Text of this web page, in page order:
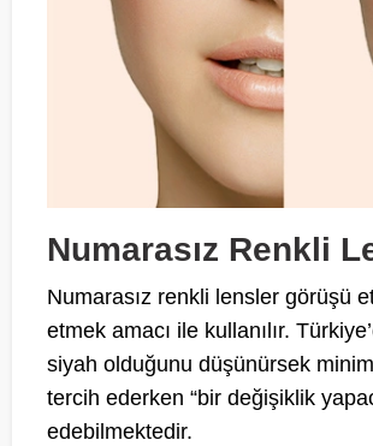
Numarasız Renkli
Numarasız renkli lensler görüşü
etmek amacı ile kullanılır.
siyah olduğunu düşünürsek
tercih ederken “bir değişiklik
edebilmektedir.